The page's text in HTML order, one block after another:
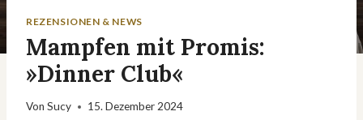
REZENSIONEN & NEWS
Mampfen mit Promis:
»Dinner Club«
Von Sucy 15. Dezember 2024